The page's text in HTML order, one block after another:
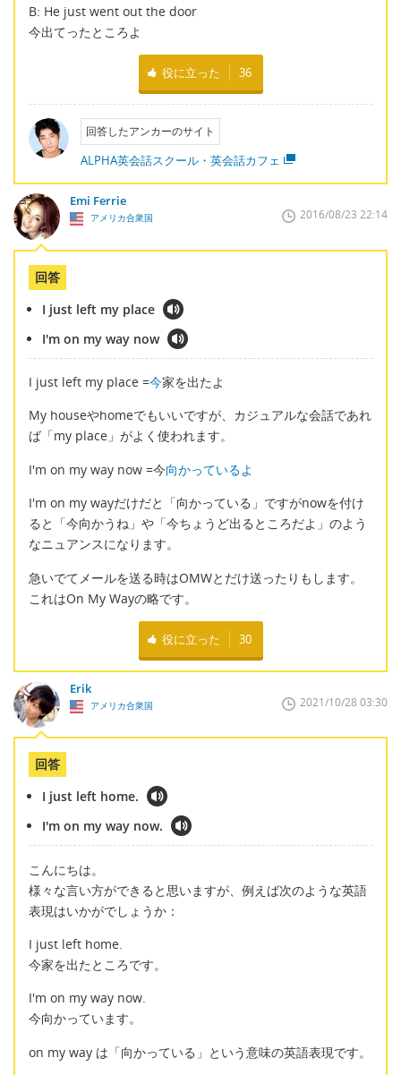
B: He just went out the door
今出てったところよ
役に立った 36
回答したアンカーのサイト
ALPHA英会話スクール・英会話カフェ
Emi Ferrie
アメリカ合衆国 2016/08/23 22:14
回答
I just left my place
I'm on my way now
I just left my place =今家を出たよ
My houseやhomeでもいいですが、カジュアルな会話であれ
ば「my place」がよく使われます。
I'm on my way now =今向かっているよ
I'm on my wayだけだと「向かっている」ですがnowを付け
ると「今向かうね」や「今ちょうど出るところだよ」のよう
なニュアンスになります。
急いでてメールを送る時はOMWとだけ送ったりもします。
これはOn My Wayの略です。
役に立った 30
Erik
アメリカ合衆国 2021/10/28 03:30
回答
I just left home.
I'm on my way now.
こんにちは。
様々な言い方ができると思いますが、例えば次のような英語
表現はいかがでしょうか：
I just left home.
今家を出たところです。
I'm on my way now.
今向かっています。
on my way は「向かっている」という意味の英語表現です。